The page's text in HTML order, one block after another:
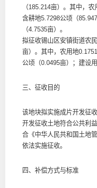
（185.214亩）。其中，
含耕地5.7298公顷（
（4.7535亩）。
拟征收锡山区安镇街道农
亩）。其中，农用地
公顷（0.0495亩）；建设
三、征收目的
该地块拟实施成片开发征
开发征收土地符合公共利
合《中华人民共和国土地
依法实施征收。
四、补偿方式与标准